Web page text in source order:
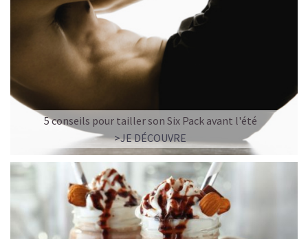
5 conseils pour tailler son Six Pack avant l'été
>JE DÉCOUVRE